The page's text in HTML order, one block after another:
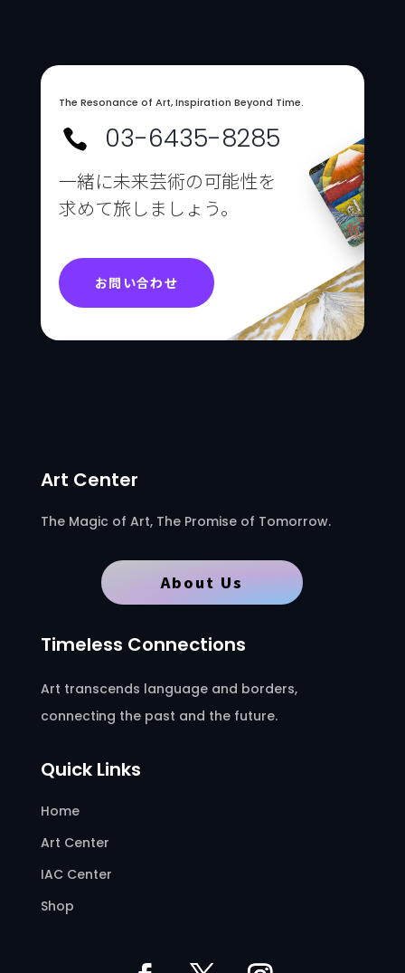
The Resonance of Art, Inspiration Beyond Time.
 03-6435-8285
一緒に未来芸術の可能性を
求めて旅しましょう。
お問い合わせ
Art Center
The Magic of Art, The Promise of Tomorrow.
About Us
Timeless Connections
Art transcends language and borders,
connecting the past and the future.
Quick Links
Home
Art Center
IAC Center
Shop